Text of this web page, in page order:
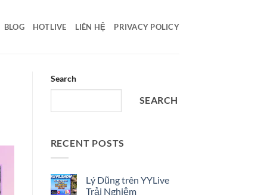
BLOG HOTLIVE LIÊN HỆ PRIVACY POLICY
Search
SEARCH
RECENT POSTS
Lý Dũng trên YYLive
Trải Nghiệm